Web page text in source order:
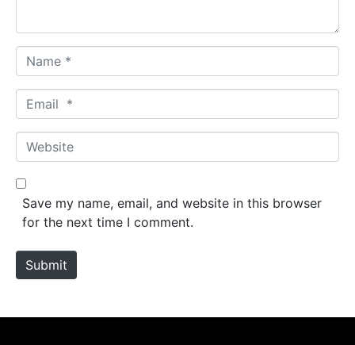
a
m
*
m
a
*
W
e
b
e
Save my name, email, and website in this browser
for the next time I comment.
Submit